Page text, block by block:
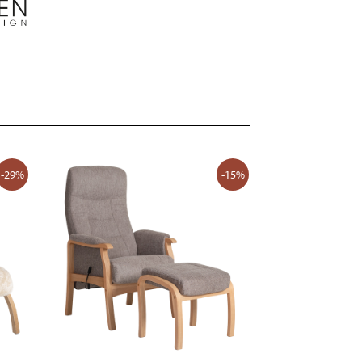
-29% -15%